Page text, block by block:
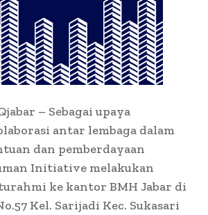
– Sebagai upaya
antar lembaga dalam
dan pemberdayaan
Initiative melakukan
ke kantor BMH Jabar di
Kel. Sarijadi Kec. Sukasari